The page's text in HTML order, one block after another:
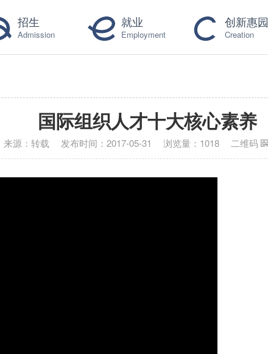
招生
Admission
就业
Employment
创新惠园
Creation
国际组织人才十大核心素养
来源： 转载 发布时间： 2017-05-31 浏览量： 1018 二维码